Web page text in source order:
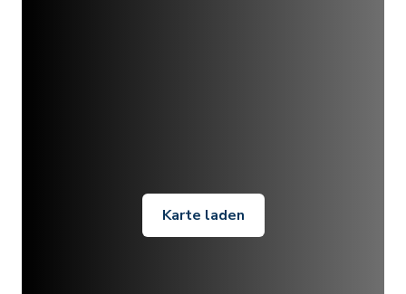
Karte laden